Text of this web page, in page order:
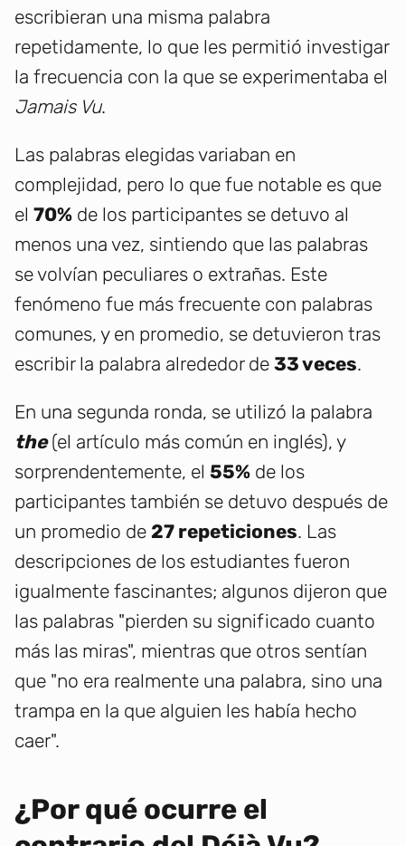
escribieran una misma palabra
repetidamente, lo que les permitió investigar
la frecuencia con la que se experimentaba el
Jamais Vu.
Las palabras elegidas variaban en
complejidad, pero lo que fue notable es que
el 70% de los participantes se detuvo al
menos una vez, sintiendo que las palabras
se volvían peculiares o extrañas. Este
fenómeno fue más frecuente con palabras
comunes, y en promedio, se detuvieron tras
escribir la palabra alrededor de 33 veces.
En una segunda ronda, se utilizó la palabra
the(el artículo más común en inglés), y
sorprendentemente, el 55% de los
participantes también se detuvo después de
un promedio de 27 repeticiones. Las
descripciones de los estudiantes fueron
igualmente fascinantes; algunos dijeron que
las palabras "pierden su significado cuanto
más las miras", mientras que otros sentían
que "no era realmente una palabra, sino una
trampa en la que alguien les había hecho
caer".
¿Por qué ocurre el